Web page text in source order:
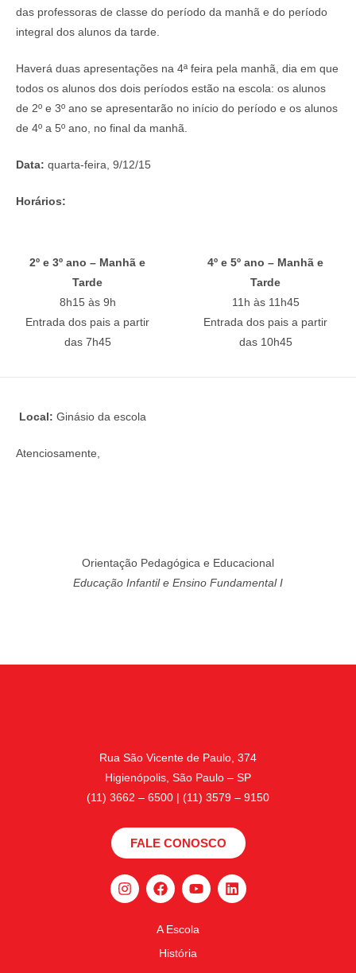
das professoras de classe do período da manhã e do período
integral dos alunos da tarde.
Haverá duas apresentações na 4ª feira pela manhã, dia em que
todos os alunos dos dois períodos estão na escola: os alunos
de 2º e 3º ano se apresentarão no início do período e os alunos
de 4º a 5º ano, no final da manhã.
Data: quarta-feira, 9/12/15
Horários:
2º e 3º ano – Manhã e
Tarde
8h15 às 9h
Entrada dos pais a partir
das 7h45
4º e 5º ano – Manhã e
Tarde
11h às 11h45
Entrada dos pais a partir
das 10h45
Local: Ginásio da escola
Atenciosamente,
Orientação Pedagógica e Educacional
Educação Infantil e Ensino Fundamental I
Rua São Vicente de Paulo, 374
Higienópolis, São Paulo – SP
(11) 3662 – 6500 | (11) 3579 – 9150
FALE CONOSCO
A Escola
História